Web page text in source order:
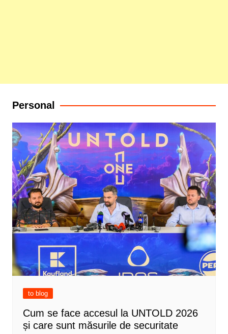
Personal
to blog
Cum se face accesul la UNTOLD 2026
și care sunt măsurile de securitate